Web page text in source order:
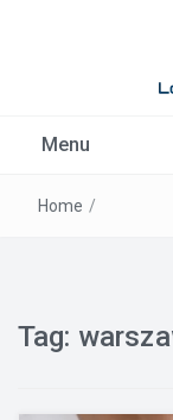
Menu
Home /
Tag: